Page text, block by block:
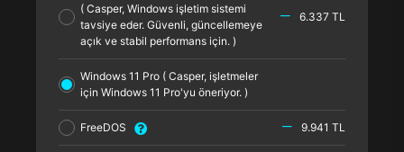
( Casper, Windows işletim sistemi
tavsiye eder. Güvenli, güncellemeye
açık ve stabil performans için. )
6.337 TL
Windows 11 Pro ( Casper, işletmeler
için Windows 11 Pro'yu öneriyor. )
FreeDOS 9.941 TL